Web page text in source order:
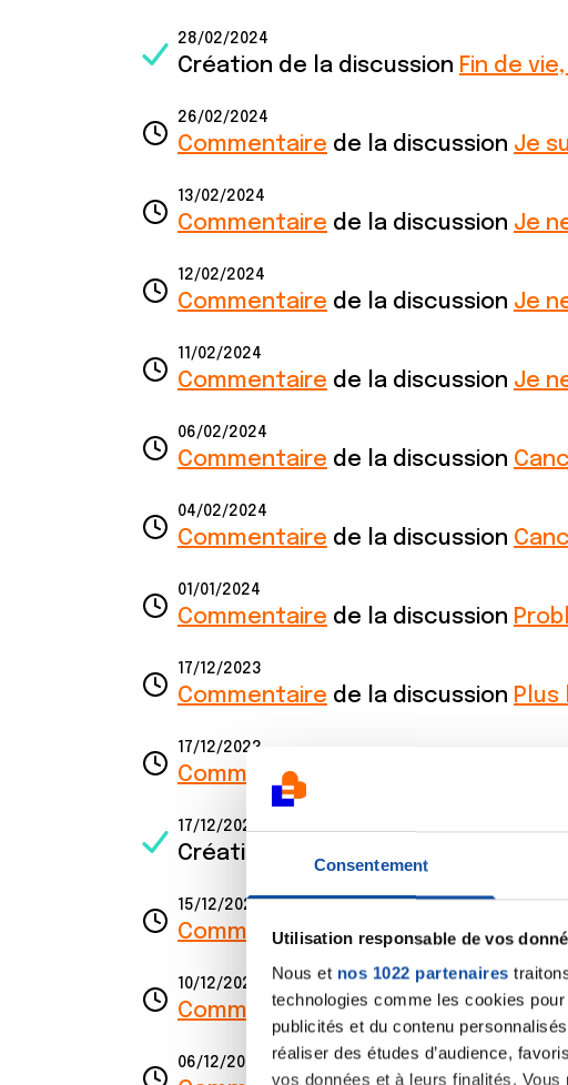
Consentement
Utilisation responsable de vos
Nous et nos 1022 partenaires
technologies comme les cookies
publicités et du contenu
réaliser des études d’audience,
vos données et à leurs finalités.
28/02/2024
Création de la discussion Fin de
26/02/2024
Commentaire de la discussion Je
13/02/2024
Commentaire de la discussion Je
12/02/2024
Commentaire de la discussion Je
11/02/2024
Commentaire de la discussion Je
06/02/2024
Commentaire de la discussion
04/02/2024
Commentaire de la discussion
01/01/2024
Commentaire de la discussion
17/12/2023
Commentaire de la discussion
17/12/2023
Commentaire
17/12/2023
Création de la discussion Plus le
15/12/2023
Commentairede la discussionje
10/12/2023
Commentairede la discussion
06/12/2023